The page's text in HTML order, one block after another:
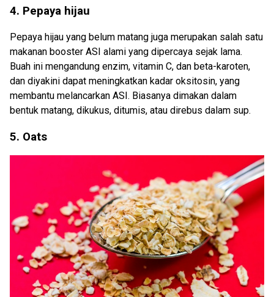
4. Pepaya hijau
Pepaya hijau yang belum matang juga merupakan salah satu
makanan booster ASI alami yang dipercaya sejak lama.
Buah ini mengandung enzim, vitamin C, dan beta-karoten,
dan diyakini dapat meningkatkan kadar oksitosin, yang
membantu melancarkan ASI. Biasanya dimakan dalam
bentuk matang, dikukus, ditumis, atau direbus dalam sup.
5. Oats